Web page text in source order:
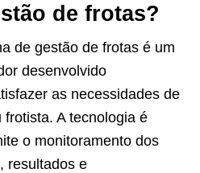
de frotas?
de gestão de frotas é um
desenvolvido
as necessidades de
A tecnologia é
o monitoramento dos
resultados e